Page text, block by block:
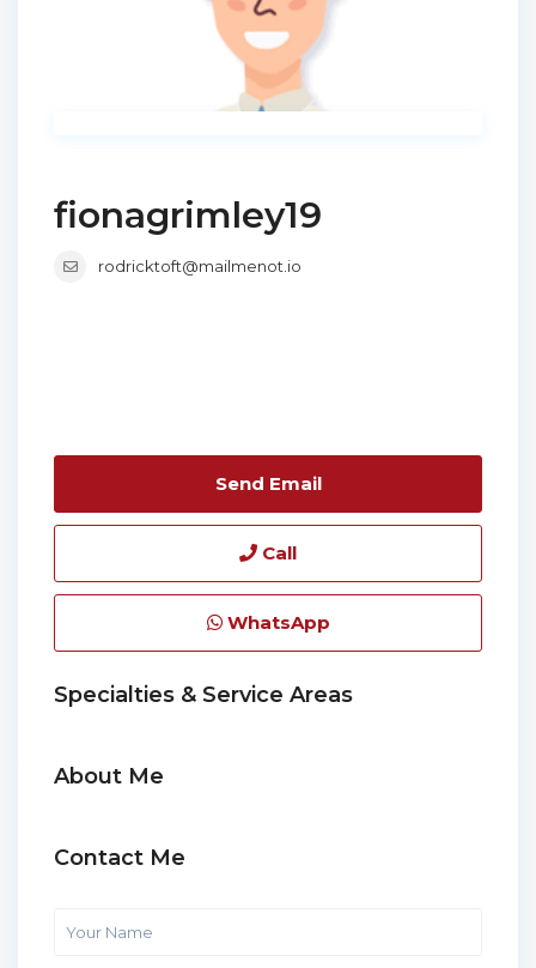
fionagrimley19
rodricktoft@mailmenot.io
Send Email
Call
WhatsApp
Specialties & Service Areas
About Me
Contact Me